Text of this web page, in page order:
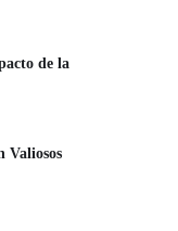
de la
Valiosos